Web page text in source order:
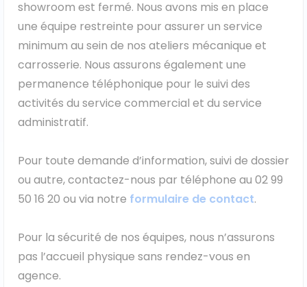
Isuzu
Iveco
Maxus
Nissan
Renault
Volkswagen
Véhicules 0 km
showroom est fermé. Nous avons mis en place
une équipe restreinte pour assurer un service
minimum au sein de nos ateliers mécanique et
carrosserie. Nous assurons également une
permanence téléphonique pour le suivi des
activités du service commercial et du service
administratif.
Pour toute demande d’information, suivi de dossier
ou autre, contactez-nous par téléphone au 02 99
50 16 20 ou via notre formulaire de contact.
Pour la sécurité de nos équipes, nous n’assurons
pas l’accueil physique sans rendez-vous en
agence.